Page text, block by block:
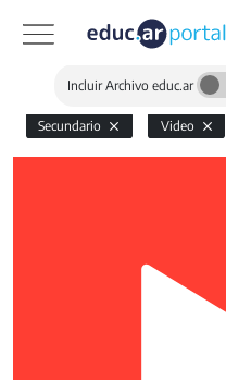
Incluir Archivo educ.ar
Secundario Video